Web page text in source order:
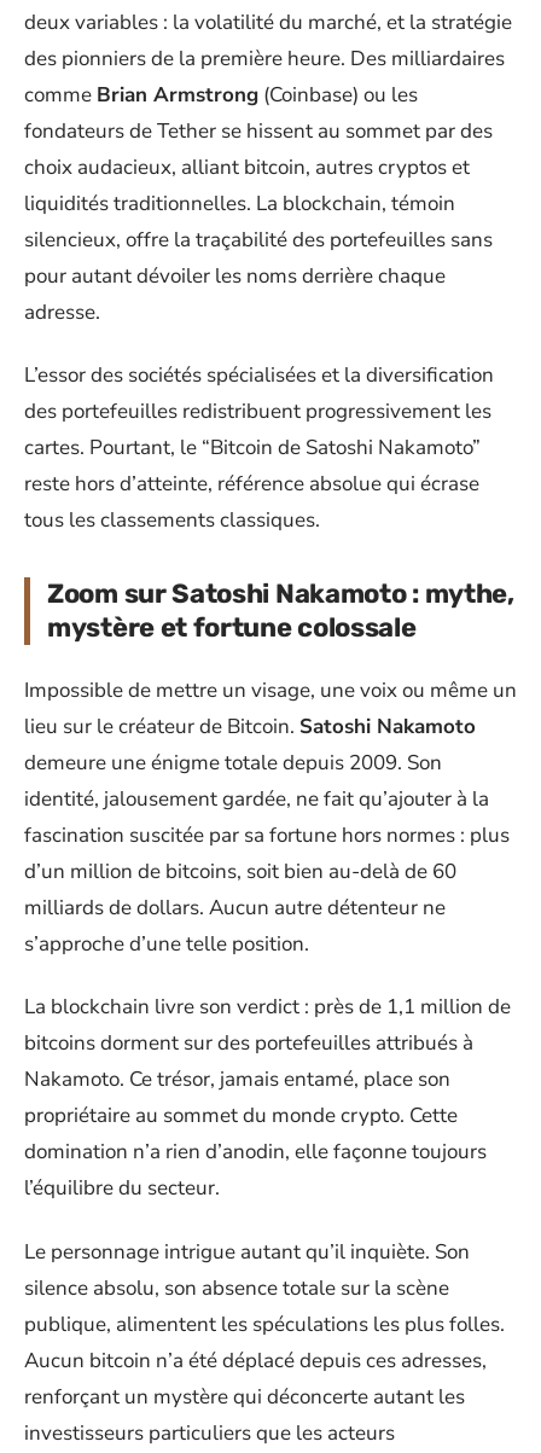
deux variables : la volatilité du marché, et la stratégie
des pionniers de la première heure. Des milliardaires
comme Brian Armstrong (Coinbase) ou les
fondateurs de Tether se hissent au sommet par des
choix audacieux, alliant bitcoin, autres cryptos et
liquidités traditionnelles. La blockchain, témoin
silencieux, offre la traçabilité des portefeuilles sans
pour autant dévoiler les noms derrière chaque
adresse.
L’essor des sociétés spécialisées et la diversification
des portefeuilles redistribuent progressivement les
cartes. Pourtant, le “Bitcoin de Satoshi Nakamoto”
reste hors d’atteinte, référence absolue qui écrase
tous les classements classiques.
Zoom sur Satoshi Nakamoto : mythe,
mystère et fortune colossale
Impossible de mettre un visage, une voix ou même un
lieu sur le créateur de Bitcoin. Satoshi Nakamoto
demeure une énigme totale depuis 2009. Son
identité, jalousement gardée, ne fait qu’ajouter à la
fascination suscitée par sa fortune hors normes : plus
d’un million de bitcoins, soit bien au-delà de 60
milliards de dollars. Aucun autre détenteur ne
s’approche d’une telle position.
La blockchain livre son verdict : près de 1,1 million de
bitcoins dorment sur des portefeuilles attribués à
Nakamoto. Ce trésor, jamais entamé, place son
propriétaire au sommet du monde crypto. Cette
domination n’a rien d’anodin, elle façonne toujours
l’équilibre du secteur.
Le personnage intrigue autant qu’il inquiète. Son
silence absolu, son absence totale sur la scène
publique, alimentent les spéculations les plus folles.
Aucun bitcoin n’a été déplacé depuis ces adresses,
renforçant un mystère qui déconcerte autant les
investisseurs particuliers que les acteurs